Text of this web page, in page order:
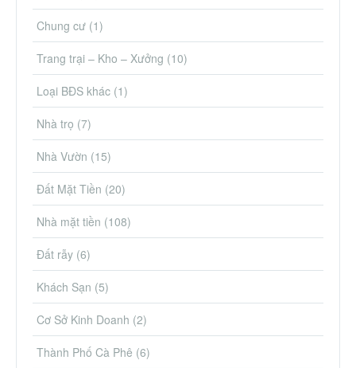
Chung cư (1)
Trang trại – Kho – Xưởng (10)
Loại BĐS khác (1)
Nhà trọ (7)
Nhà Vườn (15)
Đất Mặt Tiền (20)
Nhà mặt tiền (108)
Đất rẫy (6)
Khách Sạn (5)
Cơ Sở Kinh Doanh (2)
Thành Phố Cà Phê (6)